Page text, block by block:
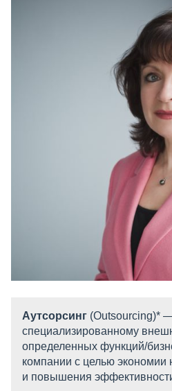
Аутсорсинг (Outsourcing)*
специализированному
определенных функций/
компании с целью экономии
и повышения